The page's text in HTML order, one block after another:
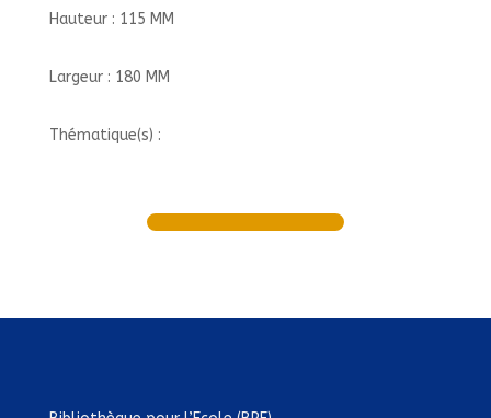
Hauteur : 115 MM
Largeur : 180 MM
Thématique(s) :